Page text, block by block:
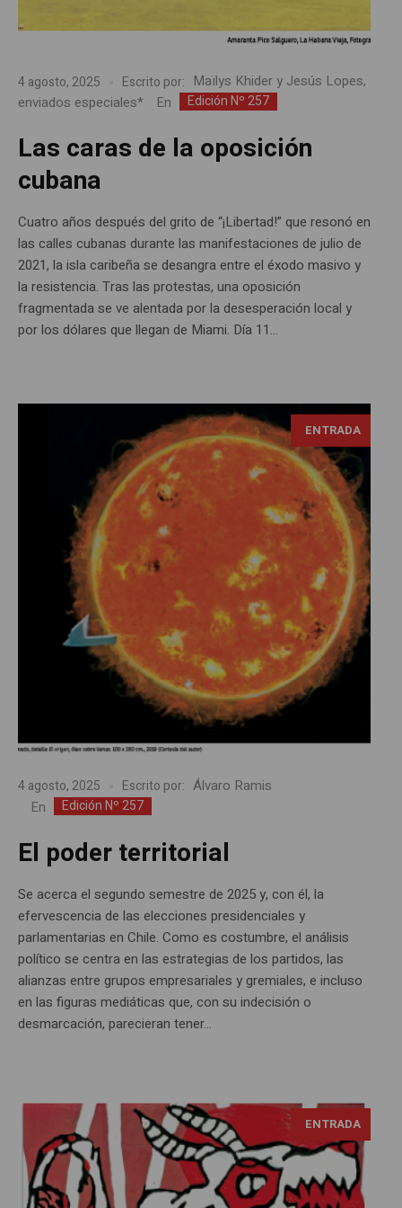
4 agosto, 2025 Escrito por: Maïlys Khider y Jesús Lopes,
enviados especiales*
En Edición Nº 257
Las caras de la oposición
cubana
Cuatro años después del grito de “¡Libertad!” que resonó en
las calles cubanas durante las manifestaciones de julio de
2021, la isla caribeña se desangra entre el éxodo masivo y
la resistencia. Tras las protestas, una oposición
fragmentada se ve alentada por la desesperación local y
por los dólares que llegan de Miami. Día 11...
ENTRADA
4 agosto, 2025 Escrito por: Álvaro Ramis
En Edición Nº 257
El poder territorial
Se acerca el segundo semestre de 2025 y, con él, la
efervescencia de las elecciones presidenciales y
parlamentarias en Chile. Como es costumbre, el análisis
político se centra en las estrategias de los partidos, las
alianzas entre grupos empresariales y gremiales, e incluso
en las figuras mediáticas que, con su indecisión o
desmarcación, parecieran tener...
ENTRADA